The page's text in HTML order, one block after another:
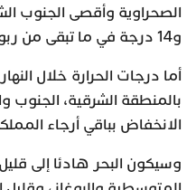
و14 درجة في ما تبقى من ربوع المملكة.
أما درجات الحرارة خلال
بالمنطقة الشرقية،
الانخفاض بباقي أرجاء
وسيكون البحر هادئا إلى